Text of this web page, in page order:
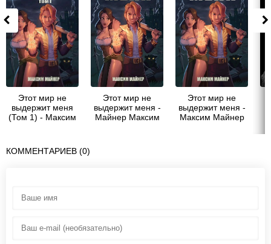
Этот мир не
выдержит меня
(Том 1) - Максим
Этот мир не
выдержит меня -
Майнер Максим
Этот мир не
выдержит меня -
Максим Майнер
КОММЕНТАРИЕВ (0)